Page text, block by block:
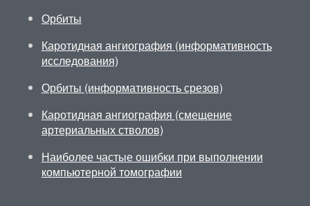
Орбиты
Каротидная ангиография (информативность
исследования)
Орбиты (информативность срезов)
Каротидная ангиография (смещение
артериальных стволов)
Наиболее частые ошибки при выполнении
компьютерной томографии